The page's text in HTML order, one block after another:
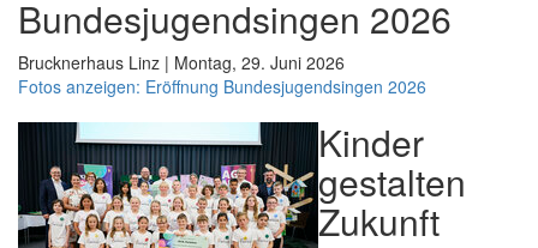
Bundesjugendsingen 2026
Brucknerhaus Linz | Montag, 29. Juni 2026
Fotos anzeigen: Eröffnung Bundesjugendsingen 2026
Kinder
gestalten
Zukunft